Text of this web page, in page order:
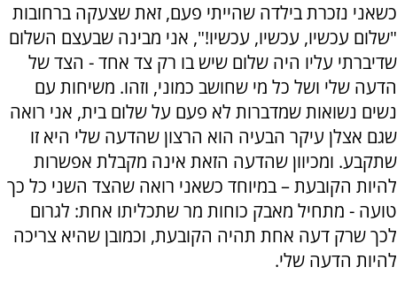
כשאני נזכרת בילדה שהייתי פעם, זאת שצעקה ברחובות
"שלום עכשיו, עכשיו, עכשיו!", אני מבינה שבעצם השלום
שדיברתי עליו היה שלום שיש בו רק צד אחד - הצד של
הדעה שלי ושל כל מי שחושב כמוני, וזהו. משיחות עם
נשים נשואות שמדברות לא פעם על שלום בית, אני רואה
שגם אצלן עיקר הבעיה הוא הרצון שהדעה שלי היא זו
שתקבע. ומכיוון שהדעה הזאת אינה מקבלת אפשרות
להיות הקובעת – במיוחד כשאני רואה שהצד השני כל כך
טועה - מתחיל מאבק כוחות מר שתכליתו אחת: לגרום
לכך שרק דעה אחת תהיה הקובעת, וכמובן שהיא צריכה
להיות הדעה שלי.